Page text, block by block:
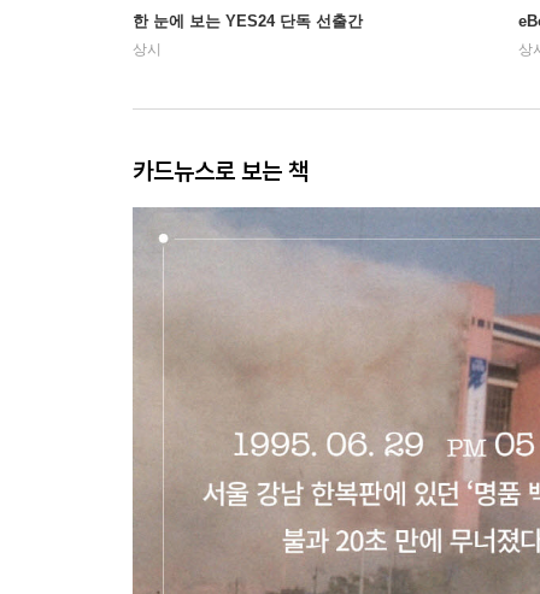
한 눈에 보는 YES24 단독 선출간
상시 상
카드뉴스로 보는 책